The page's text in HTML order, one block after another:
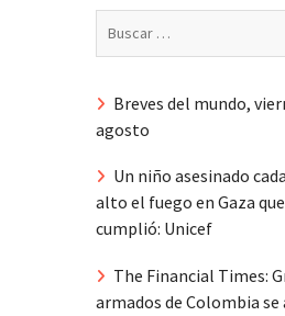
Breves del mundo,
agosto
Un niño asesinado
alto el fuego en Gaza
cumplió: Unicef
The Financial Times:
armados de Colombia